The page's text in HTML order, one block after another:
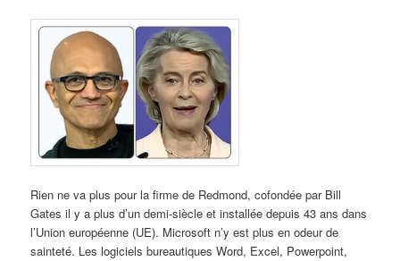
Rien ne va plus pour la firme de Redmond, cofondée par Bill
Gates il y a plus d’un demi-siècle et installée depuis 43 ans dans
l’Union européenne (UE). Microsoft n’y est plus en odeur de
sainteté. Les logiciels bureautiques Word, Excel, Powerpoint,